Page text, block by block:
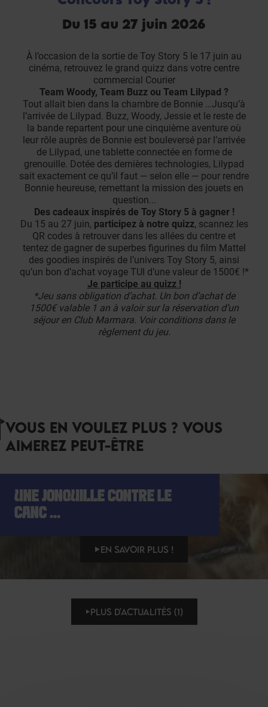
Du 15 au 27 juin 2026
À l’occasion de la sortie de Toy Story 5 le 17 juin au
cinéma, retrouvez le grand quizz dans votre centre
commercial Courier
Team Woody, Team Buzz ou Team Lilypad ?
Tout allait bien dans la chambre de Bonnie …Jusqu’à
l’arrivée de Lilypad. Buzz, Woody, Jessie et le reste de
la bande repartent pour une cinquième aventure où
leur rôle auprès de Bonnie est bouleversé par l’arrivée
de Lilypad, une tablette connectée en forme de
grenouille. Dotée des dernières technologies, Lilypad
sait exactement ce qu’il faut — selon elle — pour rendre
Bonnie heureuse, remettant la mission des jouets en
question...
Des cadeaux inspirés de Toy Story 5 à gagner !
Du 15 au 27 juin, participez à notre quizz, scannez les
QR codes à retrouver dans les allées du centre et
tentez de gagner de superbes figurines du film Mattel
des goodies inspirés de l’univers Toy Story 5, ainsi
qu’un bon d’achat voyage TUI d’une valeur de 1500€ !*
Je participe au quizz !
*Jeu sans obligation d’achat. Un bon d’achat de
1500€ valable 1 an à valoir sur la réservation d’un
séjour en Club Marmara. Voir conditions dans le
règlement du jeu.
VOUS EN VOULEZ PLUS ? VOUS
AIMEREZ PEUT-ÊTRE
UNE JONQUILLE CONTRE LE
CANC ...
EN SAVOIR PLUS !
PLUS D'ACTUALITÉS (1)